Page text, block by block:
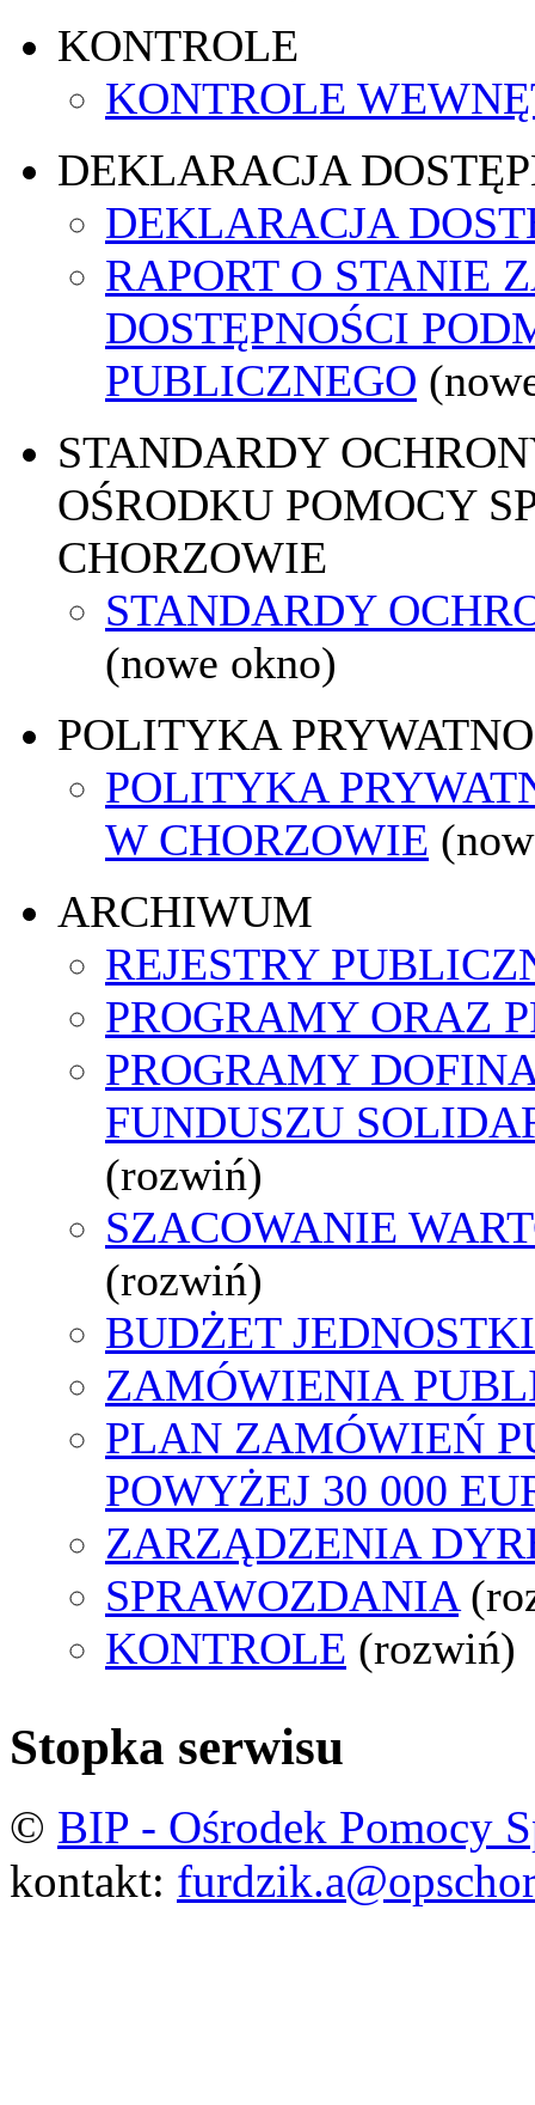
KONTROLE
KONTROLE
DEKLARACJA
DEKLARACJA
RAPORT O STANIE
DOSTĘPNOŚCI
PUBLICZNEGO
STANDARDY
OŚRODKU POMOCY
CHORZOWIE
STANDARDY
(nowe okno)
POLITYKA
POLITYKA
W CHORZOWIE
ARCHIWUM
REJESTRY
PROGRAMY ORAZ
PROGRAMY
FUNDUSZU
(rozwiń)
SZACOWANIE
(rozwiń)
BUDŻET JEDNOSTKI
ZAMÓWIENIA
PLAN ZAMÓWIEŃ
POWYŻEJ 30 000
ZARZĄDZENIA
SPRAWOZDANIA
KONTROLE (rozwiń)
Stopka serwisu
© BIP - Ośrodek Pomocy
kontakt: